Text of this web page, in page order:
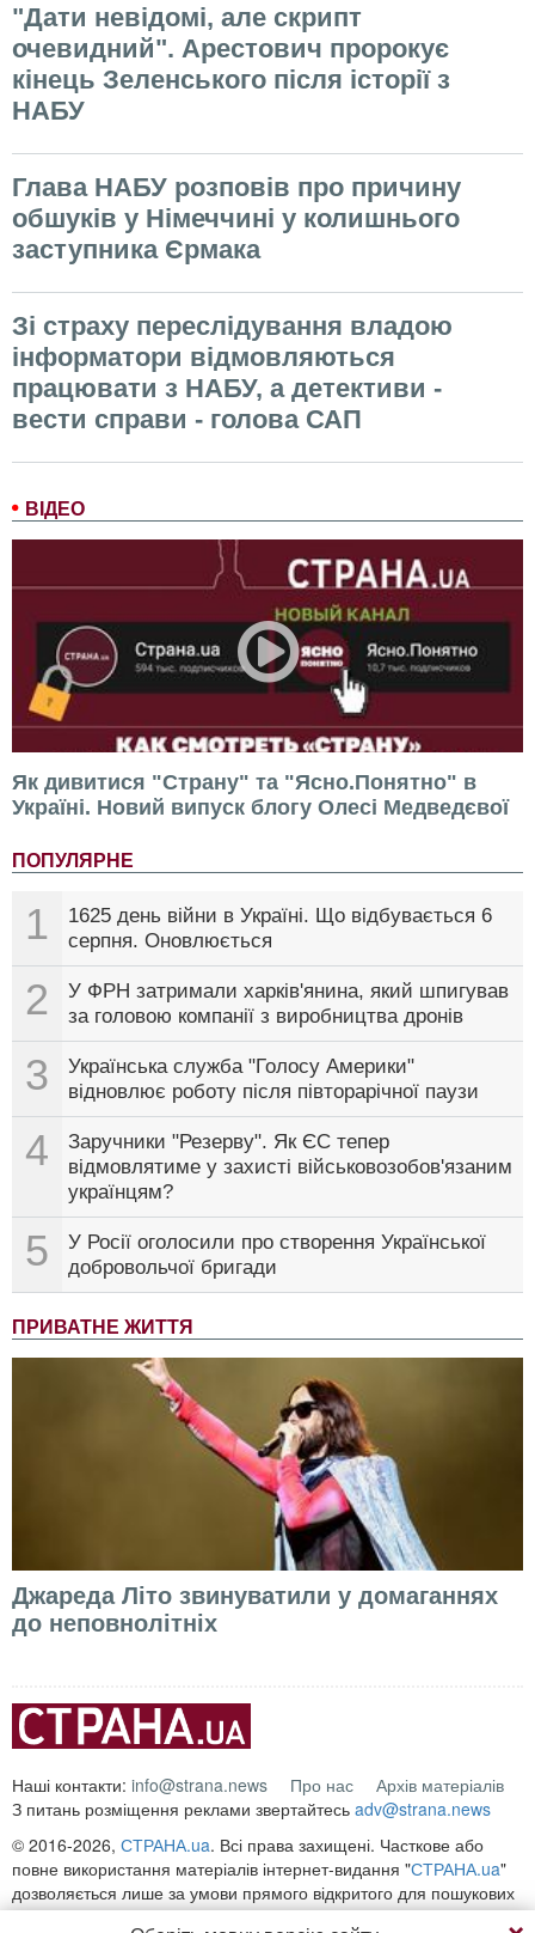
ВІДЕО
Як дивитися "Страну" та "Ясно.Понятно" в
Україні. Новий випуск блогу Олесі Медведєвої
ПОПУЛЯРНЕ
1
1625 день війни в Україні. Що відбувається 6
серпня. Оновлюється
2
У ФРН затримали харків'янина, який шпигував
за головою компанії з виробництва дронів
3
Українська служба "Голосу Америки"
відновлює роботу після півторарічної паузи
4
Заручники "Резерву". Як ЄС тепер
відмовлятиме у захисті військовозобов'язаним
українцям?
5
У Росії оголосили про створення Української
добровольчої бригади
ПРИВАТНЕ ЖИТТЯ
Джареда Літо звинуватили у домаганнях
до неповнолітніх
"Дати невідомі, але скрипт
очевидний". Арестович пророкує
кінець Зеленського після історії з
НАБУ
Глава НАБУ розповів про причину
обшуків у Німеччині у колишнього
заступника Єрмака
Зі страху переслідування владою
інформатори відмовляються
працювати з НАБУ, а детективи -
вести справи - голова САП
Наші контакти: info@strana.news Про нас
Архів матеріалів
З питань розміщення реклами звертайтесь adv@strana.news
© 2016-2026, СТРАНА.ua. Всі права захищені. Часткове або
повне використання матеріалів інтернет-видання "СТРАНА.ua"
дозволяється лише за умови прямого відкритого для пошукових
систем гіперпосилання на безпосередню адресу матеріалу на